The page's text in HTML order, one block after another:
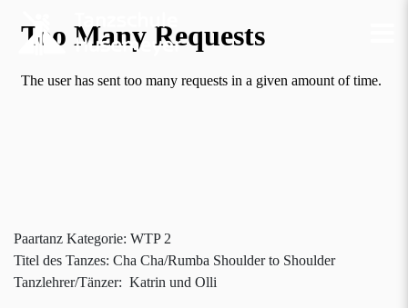
Paartanz Kategorie: WTP 2
Titel des Tanzes: Cha Cha/Rumba Shoulder to Shoulder
Tanzlehrer/Tänzer: Katrin und Olli